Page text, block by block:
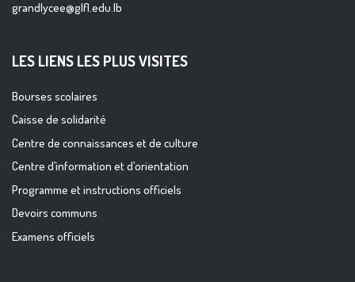
grandlycee@glfl.edu.lb
LES LIENS LES PLUS VISITES
Bourses scolaires
Caisse de solidarité
Centre de connaissances et de culture
Centre d’information et d’orientation
Programme et instructions officiels
Devoirs communs
Examens officiels